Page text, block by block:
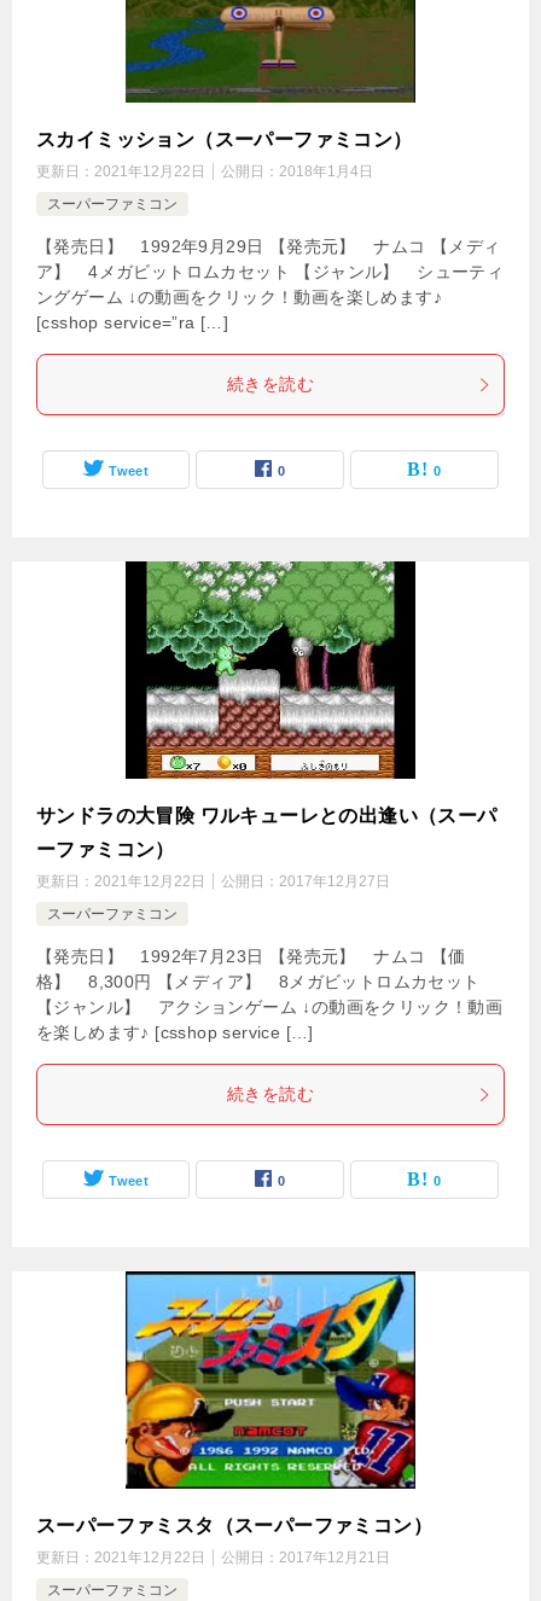
スカイミッション（スーパーファミコン）
更新日： 2021年12月22日 公開日： 2018年1月4日
スーパーファミコン
【発売日】 1992年9月29日 【発売元】 ナムコ 【メディ
ア】 4メガビットロムカセット 【ジャンル】 シューティ
ングゲーム ↓の動画をクリック！動画を楽しめます♪
[csshop service=”ra […]
続きを読む
Tweet 0 0
サンドラの大冒険 ワルキューレとの出逢い（スーパ
ーファミコン）
更新日： 2021年12月22日 公開日： 2017年12月27日
スーパーファミコン
【発売日】 1992年7月23日 【発売元】 ナムコ 【価
格】 8,300円 【メディア】 8メガビットロムカセット
【ジャンル】 アクションゲーム ↓の動画をクリック！動画
を楽しめます♪ [csshop service […]
続きを読む
Tweet 0 0
スーパーファミスタ（スーパーファミコン）
更新日： 2021年12月22日 公開日： 2017年12月21日
スーパーファミコン